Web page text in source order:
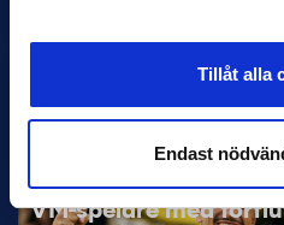
Tillåt alla
Endast
VM-spelare med